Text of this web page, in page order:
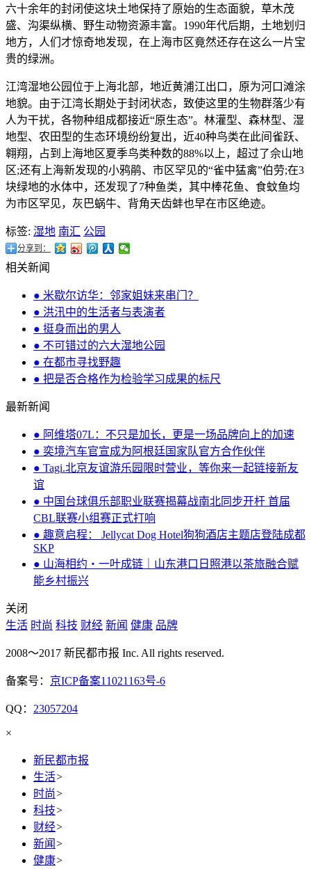
六十余年的封闭使这块土地保持了原始的生态面貌，草木茂
盛、沟渠纵横、野生动物资源丰富。1990年代后期，土地划归
地方，人们才惊奇地发现，在上海市区竟然还存在这么一片宝
贵的绿洲。
江湾湿地公园位于上海北部，地近黄浦江出口，原为河口滩涂
地貌。由于江湾长期处于封闭状态，致使这里的生物群落少有
人为干扰，各物种组成都接近“原生态”。林灌型、森林型、湿
地型、农田型的生态环境纷纷复出，近40种鸟类在此间雀跃、
翱翔，占到上海地区夏季鸟类种数的88%以上，超过了佘山地
区;还有上海新发现的小鸦鹃、市区罕见的“雀中猛禽”伯劳;在3
块绿地的水体中，还发现了7种鱼类，其中棒花鱼、食蚊鱼均
为市区罕见，灰巴蜗牛、背角天齿蚌也早在市区绝迹。
标签: 湿地 南汇 公园
分享到：
相关新闻
● 米歇尔访华：邻家姐妹来串门？
● 洪汛中的生活者与表演者
● 挺身而出的男人
● 不可错过的六大湿地公园
● 在都市寻找野趣
● 把是否合格作为检验学习成果的标尺
最新新闻
● 阿维塔07L：不只是加长，更是一场品牌向上的加速
● 奕境汽车官宣成为阿根廷国家队官方合作伙伴
● Tagi.北京友谊游乐园限时营业，等你来一起链接新友
谊
● 中国台球俱乐部职业联赛揭幕战南北同步开杆 首届
CBL联赛小组赛正式打响
● 趣意启程： Jellycat Dog Hotel狗狗酒店主题店登陆成都
SKP
● 山海相约・一叶成链｜山东港口日照港以茶旅融合赋
能乡村振兴
关闭
生活 时尚 科技 财经 新闻 健康 品牌
2008～2017 新民都市报 Inc. All rights reserved.
备案号： 京ICP备案11021163号-6
QQ： 23057204
×
新民都市报
生活>
时尚>
科技>
财经>
新闻 >
健康>